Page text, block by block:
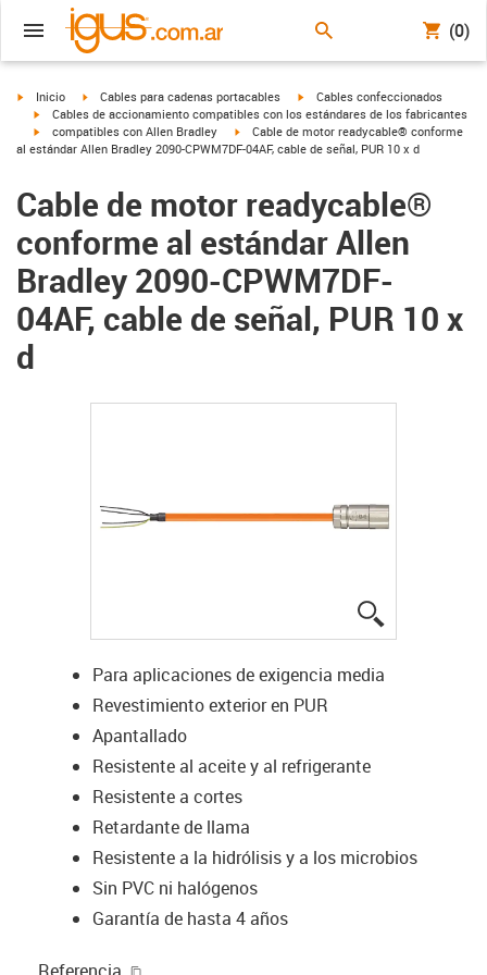
(0)
igus-icon-arrow-right
Inicio igus-icon-arrow-right
Cables para cadenas portacables igus-icon-arrow-right
Cables confeccionados
igus-icon-arrow-right
Cables de accionamiento compatibles con los estándares de los fabricantes
igus-icon-arrow-right
compatibles con Allen Bradley igus-icon-arrow-right
Cable de motor readycable® conforme
al estándar Allen Bradley 2090-CPWM7DF-04AF, cable de señal, PUR 10 x d
Cable de motor readycable®
conforme al estándar Allen
Bradley 2090-CPWM7DF-
04AF, cable de señal, PUR 10 x
d
Para aplicaciones de exigencia media
Revestimiento exterior en PUR
Apantallado
Resistente al aceite y al refrigerante
Resistente a cortes
Retardante de llama
Resistente a la hidrólisis y a los microbios
Sin PVC ni halógenos
Garantía de hasta 4 años
Referencia